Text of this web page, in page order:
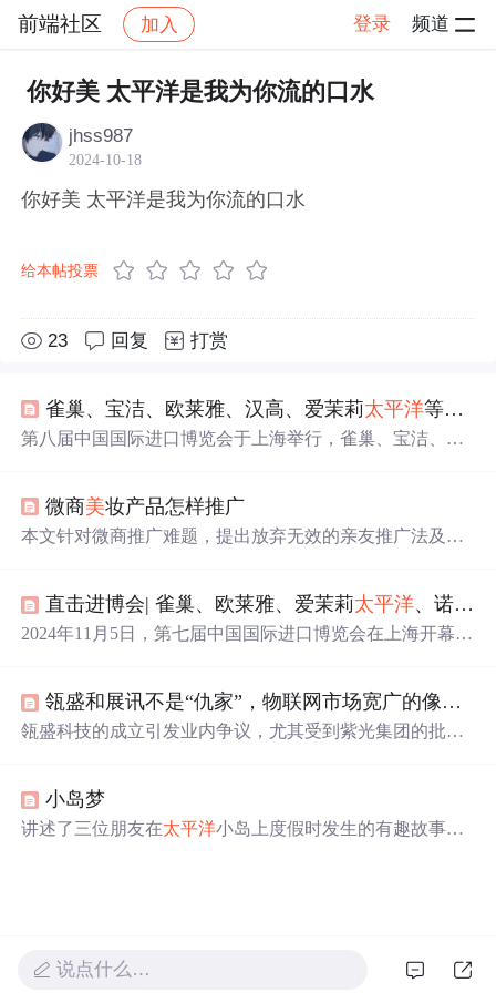
前端社区 加入 登录 频道
社区 前端社区 感慨 帖子详情
你好美 太平洋是我为你流的口水
jhss987
2024-10-18
你好美 太平洋是我为你流的口水
给本帖投票
23 回复 打赏
雀巢、宝洁、欧莱雅、汉高、爱茉莉太平洋等消费品巨头亮相第八届进博会 |
第八届中国国际进口博览会于上海举行，雀巢、宝洁、欧
个性化消费趋势，体现对中国市场的深度布局与长期承
诺。
微商美妆产品怎样推广
本文针对微商推广难题，提出放弃无效的亲友推广法及盲
台发布相关内容来吸引目标客户群体。
直击进博会| 雀巢、欧莱雅、爱茉莉太平洋、诺华、西门子医疗、拜耳、江森自控、霍尼韦尔、3M等全球知名企业连续第七次亮相进博会...
2024年11月5日，第七届中国国际进口博览会在上海开幕，
新品；诺华展示创新药物等，各企业均展示了自身在不同
领域的成果与实力。
瓴盛和展讯不是“仇家”，物联网市场宽广的像
太平
瓴盛科技的成立引发业内争议，尤其受到紫光集团的批
小岛梦
讲述了三位朋友在太平洋小岛上度假时发生的有趣故事，
说点什么…